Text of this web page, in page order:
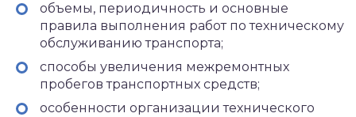
объемы, периодичность и основные
правила выполнения работ по техническому
обслуживанию транспорта;
способы увеличения межремонтных
пробегов транспортных средств;
особенности организации технического